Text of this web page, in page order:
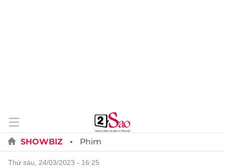
SHOWBIZ Phim
thứ sáu, 24/03/2023 - 16:25